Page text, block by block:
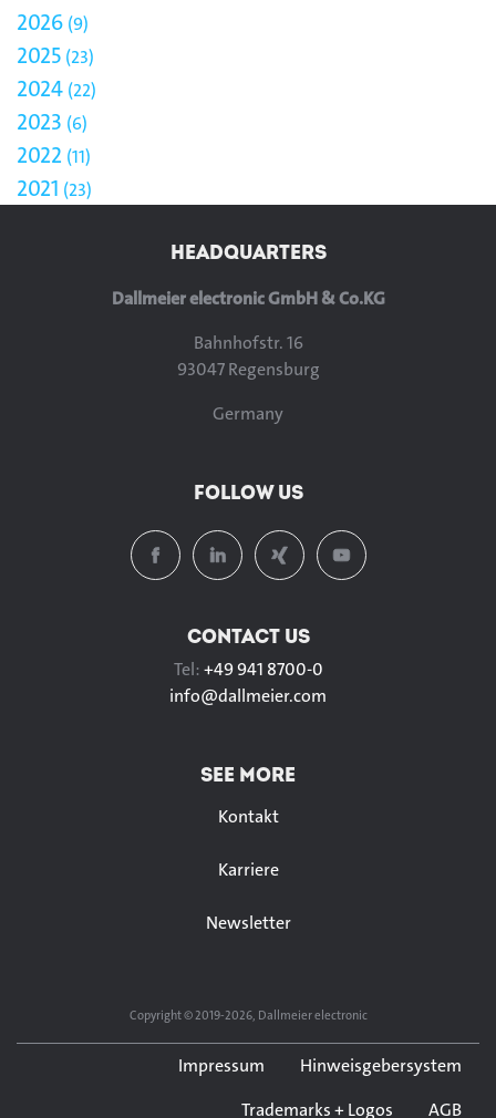
2026 9
2025 23
2024 22
2023 6
2022 11
2021 23
HEADQUARTERS
Dallmeier electronic GmbH & Co.KG
Bahnhofstr. 16
93047 Regensburg
Germany
FOLLOW US
CONTACT US
Tel:+49 941 8700-0
info@dallmeier.com
SEE MORE
Kontakt
Karriere
Newsletter
Copyright © 2019-2026, Dallmeier electronic
Impressum
Hinweisgebersystem
Trademarks + Logos
AGB